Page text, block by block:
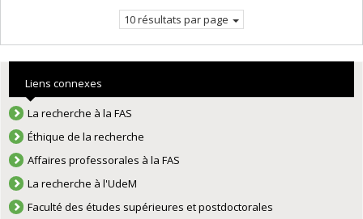
10 résultats par page
Liens connexes
La recherche à la FAS
Éthique de la recherche
Affaires professorales à la FAS
La recherche à l'UdeM
Faculté des études supérieures et postdoctorales